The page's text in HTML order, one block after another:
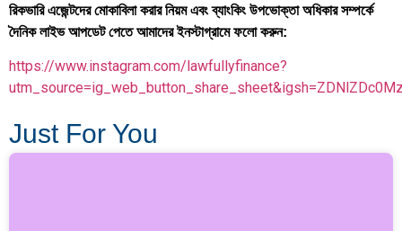
রিকভারি এজেন্টদের মোকাবিলা করার নিয়ম এবং ব্যাংকিং উপভোক্তা অধিকার সম্পর্কে
দৈনিক লাইভ আপডেট পেতে আমাদের ইনস্টাগ্রামে ফলো করুন:
https://www.instagram.com/lawfullyfinance?
Just For You